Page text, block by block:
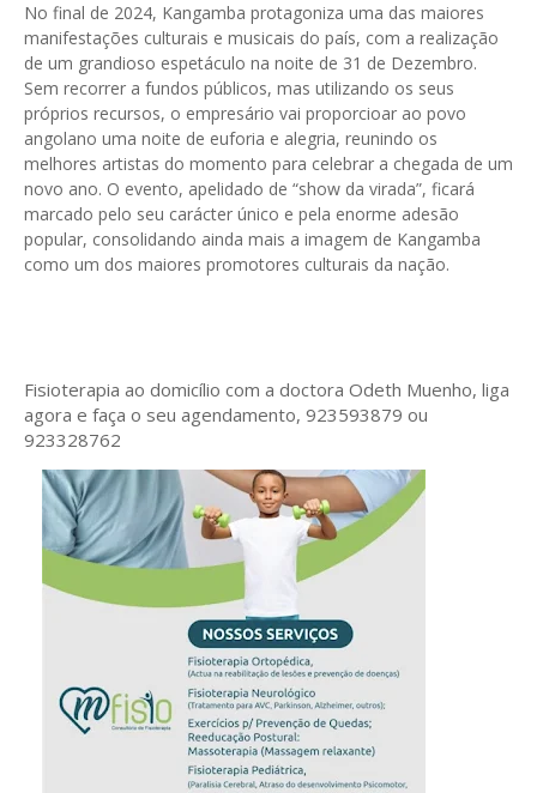
No final de 2024, Kangamba protagoniza uma das maiores
manifestações culturais e musicais do país, com a realização
de um grandioso espetáculo na noite de 31 de Dezembro.
Sem recorrer a fundos públicos, mas utilizando os seus
próprios recursos, o empresário vai proporcioar ao povo
angolano uma noite de euforia e alegria, reunindo os
melhores artistas do momento para celebrar a chegada de um
novo ano. O evento, apelidado de “show da virada”, ficará
marcado pelo seu carácter único e pela enorme adesão
popular, consolidando ainda mais a imagem de Kangamba
como um dos maiores promotores culturais da nação.
Fisioterapia ao domicílio com a doctora Odeth Muenho, liga
agora e faça o seu agendamento, 923593879 ou
923328762